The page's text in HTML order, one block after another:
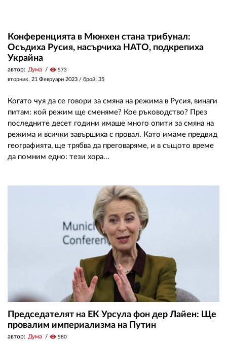
Конференцията в Мюнхен стана трибунал:
Осъдиха Русия, насърчиха НАТО, подкрепиха
Украйна
автор: Дума visibility 573
вторник, 21 Февруари 2023 / брой: 35
Когато чуя да се говори за смяна на режима в Русия, винаги
питам: кой режим ще сменяме? Кое ръководство? През
последните десет години имаше много опити за смяна на
режима и всички завършиха с провал. Като имаме предвид
географията, ще трябва да преговаряме, и в същото време
да помним едно: тези хора...
Председателят на ЕК Урсула фон дер Лайен: Ще
провалим империализма на Путин
автор: Дума visibility 580